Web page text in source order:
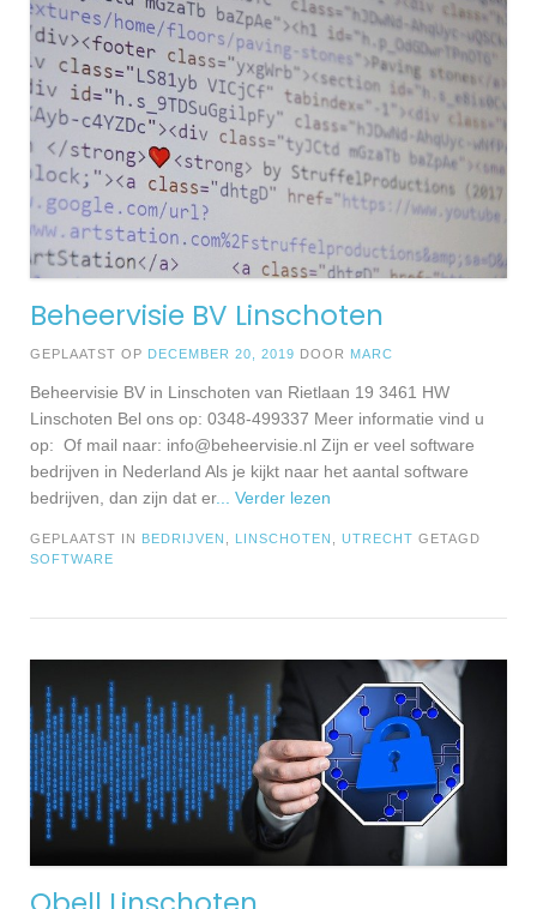
Beheervisie BV Linschoten
GEPLAATST OP DECEMBER 20, 2019 DOOR MARC
Beheervisie BV in Linschoten van Rietlaan 19 3461 HW
Linschoten Bel ons op: 0348-499337 Meer informatie vind u
op: Of mail naar: info@beheervisie.nl Zijn er veel software
bedrijven in Nederland Als je kijkt naar het aantal software
bedrijven, dan zijn dat er... Verder lezen
GEPLAATST IN BEDRIJVEN , LINSCHOTEN , UTRECHT GETAGD
SOFTWARE